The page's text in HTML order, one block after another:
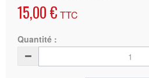
15,00 € TTC
Quantité :